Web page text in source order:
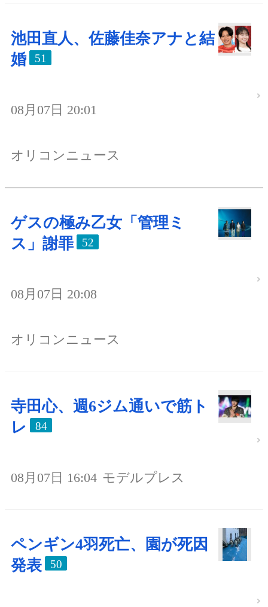
池田直人、佐藤佳奈アナと結
婚
51
08月07日 20:01
オリコンニュース
ゲスの極み乙女「管理ミ
ス」謝罪
52
08月07日 20:08
オリコンニュース
寺田心、週6ジム通いで筋ト
レ
84
08月07日 16:04 モデルプレス
ペンギン4羽死亡、園が死因
発表
50